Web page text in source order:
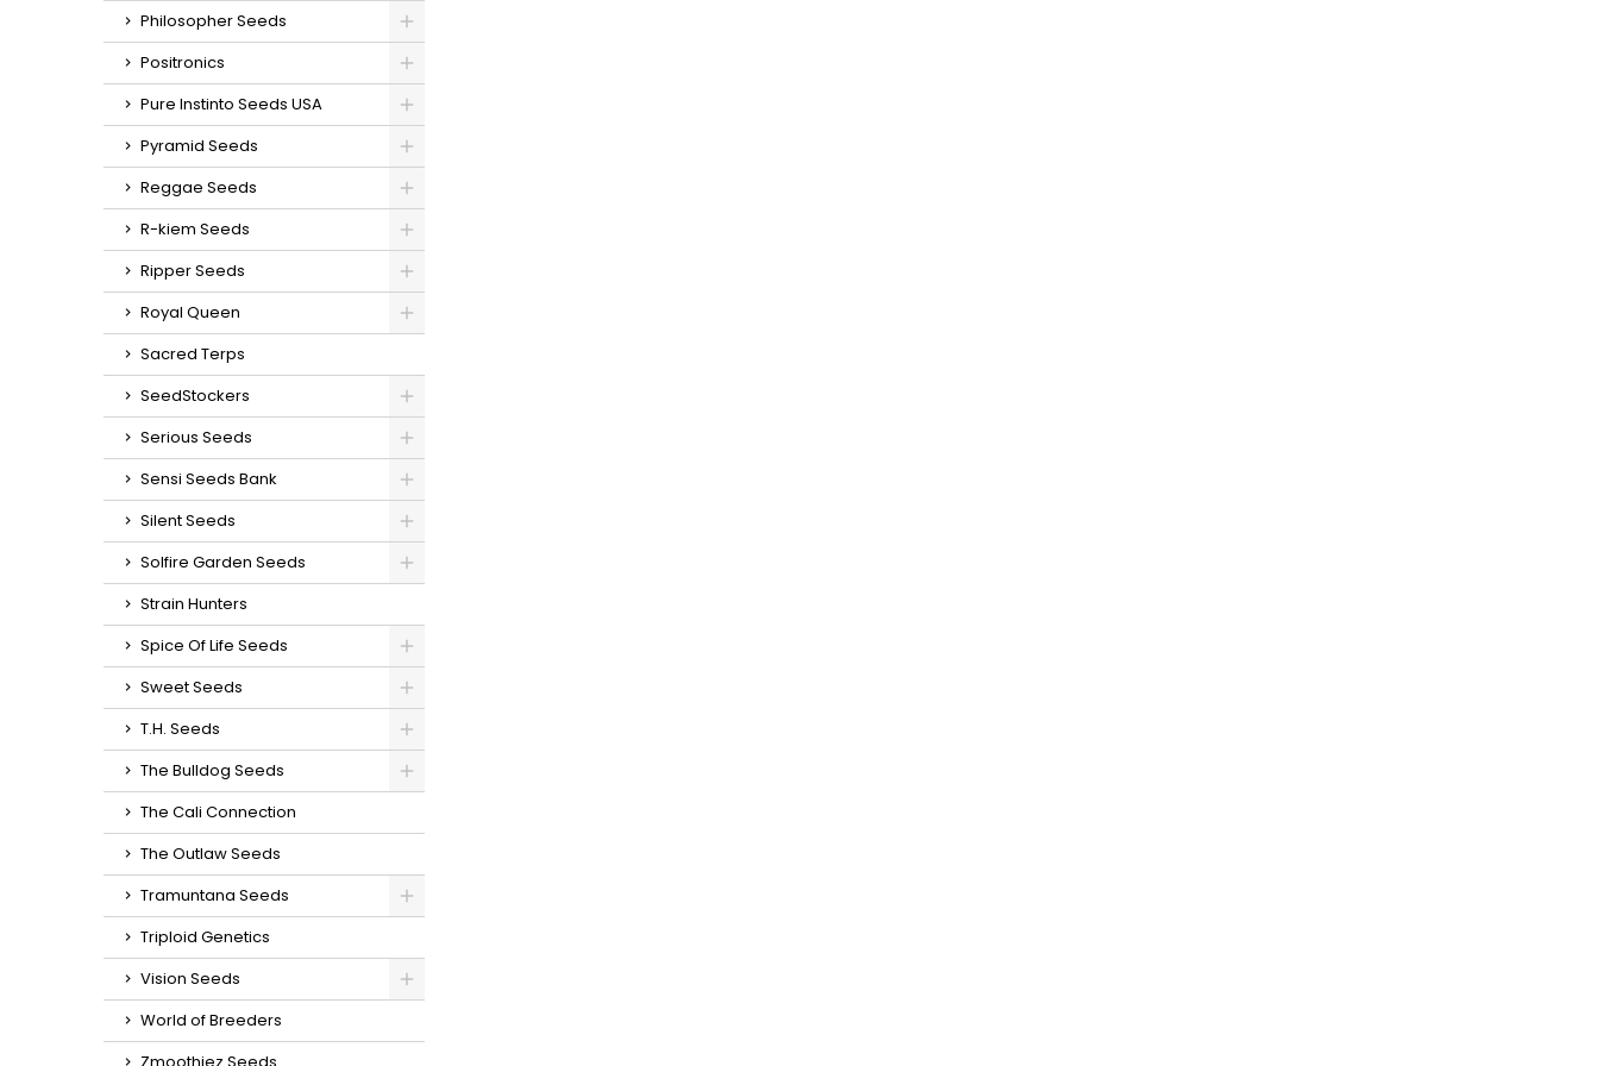
Philosopher Seeds
Positronics
Pure Instinto Seeds USA
Pyramid Seeds
Reggae Seeds
R-kiem Seeds
Ripper Seeds
Royal Queen
Sacred Terps
SeedStockers
Serious Seeds
Sensi Seeds Bank
Silent Seeds
Solfire Garden Seeds
Strain Hunters
Spice Of Life Seeds
Sweet Seeds
T.H. Seeds
The Bulldog Seeds
The Cali Connection
The Outlaw Seeds
Tramuntana Seeds
Triploid Genetics
Vision Seeds
World of Breeders